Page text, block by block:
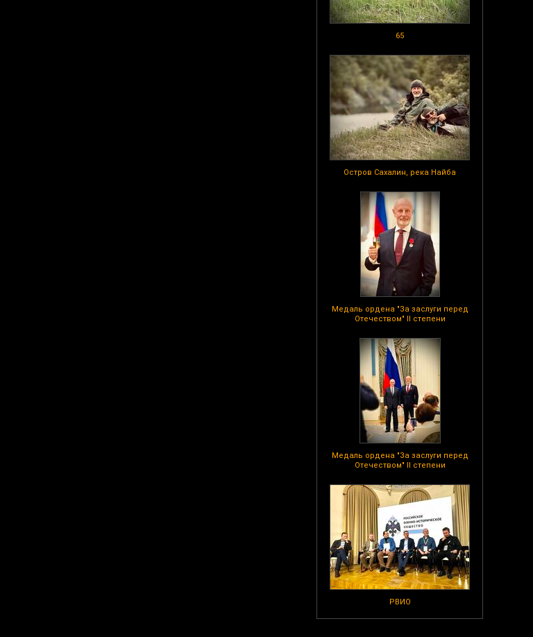
65
Остров Сахалин, река Найба
Медаль ордена "За заслуги перед
Отечеством" II степени
Медаль ордена "За заслуги перед
Отечеством" II степени
РВИО